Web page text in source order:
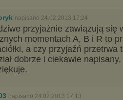
napisano 24.02.2013 17:24
przyjaźnie zawiązują się
momentach A, B i R to
a czy przyjaźń przetrwa
dobrze i ciekawie napisany,
napisano 24.02.2013 17:13